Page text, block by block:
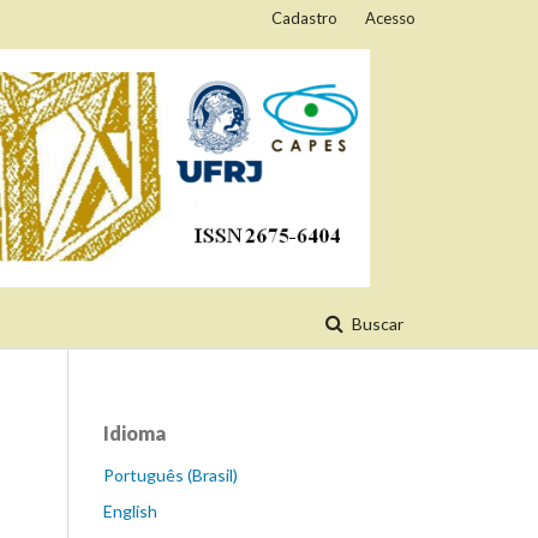
Buscar
Cadastro Acesso
Idioma
Português (Brasil)
English